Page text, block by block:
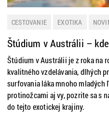
CESTOVANIE EXOTIKA
ZAHRANIČIE
Štúdium v Austrálii –
Štúdium v Austrálii je z roka na
kvalitného vzdelávania, dlhých
surfovania láka mnoho mladých
protinožcami aj vy, pozrite sa s
do tejto exotickej krajiny.